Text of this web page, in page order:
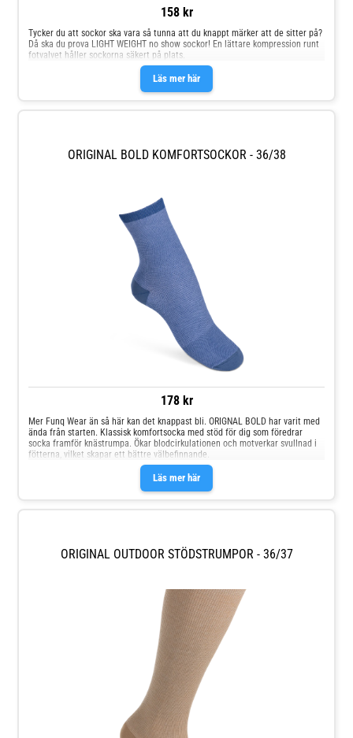
158 kr
Läs mer här
Tycker du att sockor ska vara så tunna att du knappt märker att de sitter på?
Då ska du prova LIGHT WEIGHT no show sockor! En lättare kompression runt
fotvalvet håller sockorna säkert på plats.
ORIGINAL BOLD KOMFORTSOCKOR - 36/38
178 kr
Läs mer här
Mer Funq Wear än så här kan det knappast bli. ORIGNAL BOLD har varit med
ända från starten. Klassisk komfortsocka med stöd för dig som föredrar
socka framför knästrumpa. Ökar blodcirkulationen och motverkar svullnad i
fötterna, vilket skapar ett bättre välbefinnande.
ORIGINAL OUTDOOR STÖDSTRUMPOR - 36/37